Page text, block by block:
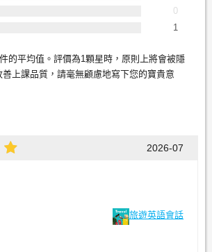
0
1
的平均值。評價為1顆星時，原則上將會被隱
上課品質，請毫無顧慮地寫下您的寶貴意
2026-07
旅遊英語會話